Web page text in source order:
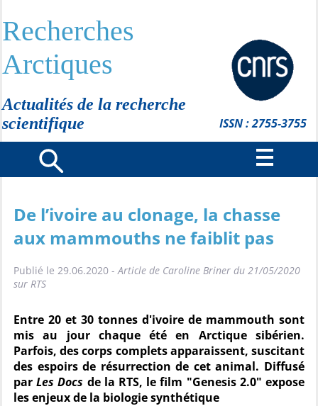
Recherches
Arctiques
Actualités de la recherche
scientifique
ISSN : 2755-3755
De l’ivoire au clonage, la chasse
aux mammouths ne faiblit pas
Publié le 29.06.2020 -Article de Caroline Briner du 21/05/2020
sur RTS
Entre 20 et 30 tonnes d'ivoire de mammouth sont
mis au jour chaque été en Arctique sibérien.
Parfois, des corps complets apparaissent, suscitant
des espoirs de résurrection de cet animal. Diffusé
parLes Docs de la RTS, le film "Genesis 2.0" expose
les enjeux de la biologie synthétique